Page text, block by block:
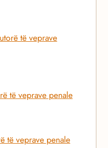
të veprave
të veprave penale
të veprave penale